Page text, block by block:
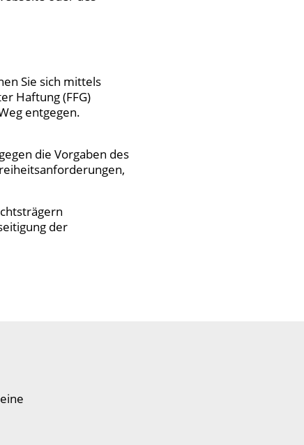
Sie sich mittels
Haftung (FFG)
entgegen.
die Vorgaben des
der